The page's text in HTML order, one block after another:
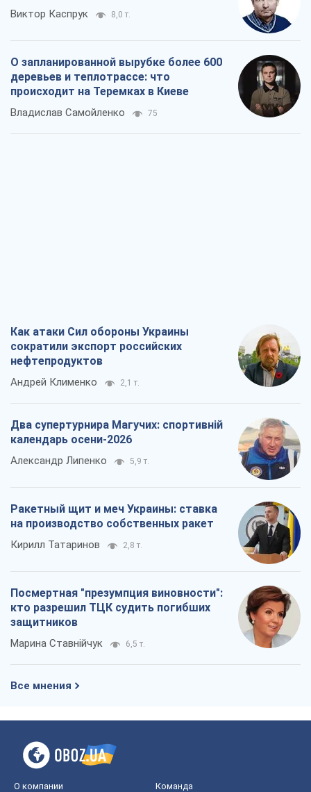
Виктор Каспрук 8,0 т.
О запланированной вырубке более 600
деревьев и теплотрассе: что
происходит на Теремках в Киеве
Владислав Самойленко 75
Как атаки Сил обороны Украины
сократили экспорт российских
нефтепродуктов
Андрей Клименко 2,1 т.
Два супертурнира Магучих: спортивній
календарь осени-2026
Александр Липенко 5,9 т.
Ракетный щит и меч Украины: ставка
на производство собственных ракет
Кирилл Татаринов 2,8 т.
Посмертная "презумпция виновности":
кто разрешил ТЦК судить погибших
защитников
Марина Ставнійчук 6,5 т.
Все мнения
О компании Команда